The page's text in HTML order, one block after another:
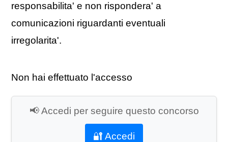
responsabilita' e non rispondera' a
comunicazioni riguardanti eventuali
irregolarita'.
Non hai effettuato l'accesso
📢 Accedi per seguire questo concorso
🔐 Accedi